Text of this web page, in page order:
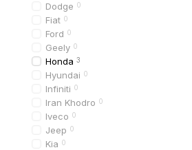
Dodge 0
Fiat 0
Ford 0
Geely 0
Honda 3
Hyundai 0
Infiniti 0
Iran Khodro 0
Iveco 0
Jeep 0
Kia 0